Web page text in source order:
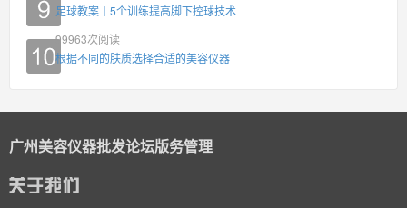
足球教案丨5个训练提高脚下控球技术
99963次阅读
根据不同的肤质选择合适的美容仪器
广州美容仪器批发论坛版务管理